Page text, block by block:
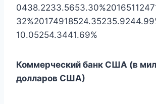
10.05254.3441.69%
Коммерческий банк США (в
долларов США)